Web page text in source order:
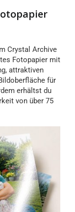
20x25
20x30
20x40
A4
30x40
30x45
Crystal Archive
Fotopapier mit
attraktiven
für
erhältst du
von über 75